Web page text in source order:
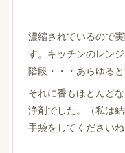
濃縮されているので
す。キッチンのレン
階段・・・あらゆると
それに香もほとんど
浄剤でした。（私は
手袋をしてくださいね